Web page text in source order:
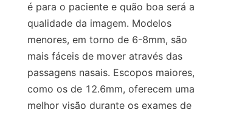
é para o paciente e quão boa será a
qualidade da imagem. Modelos
menores, em torno de 6-8mm, são
mais fáceis de mover através das
passagens nasais. Escopos maiores,
como os de 12.6mm, oferecem uma
melhor visão durante os exames de